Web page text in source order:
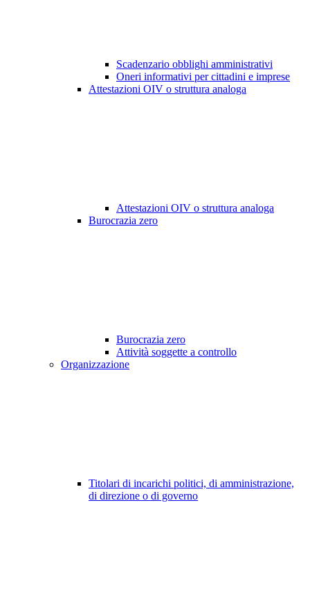
Scadenzario obblighi amministrativi
Oneri informativi per cittadini e imprese
Attestazioni OIV o struttura analoga
Attestazioni OIV o struttura analoga
Burocrazia zero
Burocrazia zero
Attività soggette a controllo
Organizzazione
Titolari di incarichi politici, di amministrazione,
di direzione o di governo